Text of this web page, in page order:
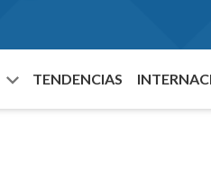
TENDENCIAS